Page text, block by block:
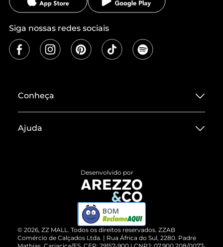
Siga nossas redes sociais
Conheça
Termos de Uso
ZZ MALL é confiável
Cartão Presente
Ajuda
Devolução do Produto
Compre pelo WhatsApp
© 2026, ZZ MALL. Todos os direitos reservados. ZZAB
Comércio de Calçados Ltda. | Rua África do Sul, 2280. Padre
Desenvolvido por
BOM